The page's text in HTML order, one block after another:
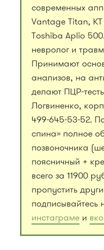
современных
Vantage Titan,
Toshiba Aplio
невролог и
Принимают
анализов, на
делают ПЦР-
Логвиненко,
499-645-53-52.
спина» полное
позвоночника
поясничный +
всего за 11900
пропустить
подписывайтесь
инстаграме и